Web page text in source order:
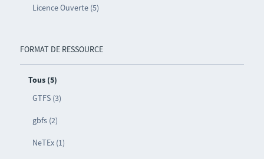
Licence Ouverte (5)
FORMAT DE RESSOURCE
Tous (5)
GTFS (3)
gbfs (2)
NeTEx (1)